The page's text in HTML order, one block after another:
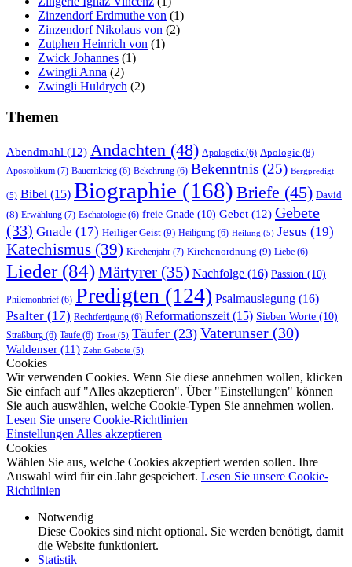
Zinzendorf Erdmuthe von (1)
Zinzendorf Nikolaus von (2)
Zutphen Heinrich von (1)
Zwick Johannes (1)
Zwingli Anna (2)
Zwingli Huldrych (2)
Themen
Abendmahl (12) Andachten (48) Apologetik (6) Apologie (8)
Apostolikum (7) Bauernkrieg (6) Bekehrung (6) Bekenntnis (25) Bergpredigt
(5) Bibel (15) Biographie (168) Briefe (45) David
(8) Erwählung (7) Eschatologie (6) freie Gnade (10) Gebet (12) Gebete
(33) Gnade (17) Heiliger Geist (9) Heiligung (6) Heilung (5) Jesus (19)
Katechismus (39) Kirchenjahr (7) Kirchenordnung (9) Liebe (6)
Lieder(84)Märtyrer (35) Nachfolge (16) Passion (10)
Philemonbrief (6) Predigten (124) Psalmauslegung (16)
Psalter (17) Rechtfertigung (6) Reformationszeit(15) Sieben Worte (10)
Straßburg (6) Taufe (6) Trost (5) Täufer (23) Vaterunser (30)
Waldenser (11) Zehn Gebote (5)
Cookies
Wir verwenden Cookies. Wenn Sie diese annehmen wollen, klicken
Sie einfach auf "Alles akzeptieren". Über "Einstellungen" können
Sie auch auswählen, welche Cookie-Typen Sie annehmen wollen.
Lesen Sie unsere Cookie-Richtlinien
EinstellungenAlles akzeptieren
Cookies
Wählen Sie aus, welche Cookies akzeptiert werden sollen. Ihre
Auswahl wird für ein Jahr gespeichert. Lesen Sie unsere Cookie-
Richtlinien
Notwendig
Diese Cookies sind nicht optional. Sie werden benötigt, damit
die Website funktioniert.
Statistik